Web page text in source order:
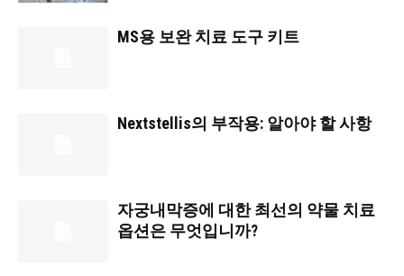
MS용 보완 치료 도구 키트
Nextstellis의 부작용: 알아야 할 사항
자궁내막증에 대한 최선의 약물 치료
옵션은 무엇입니까?